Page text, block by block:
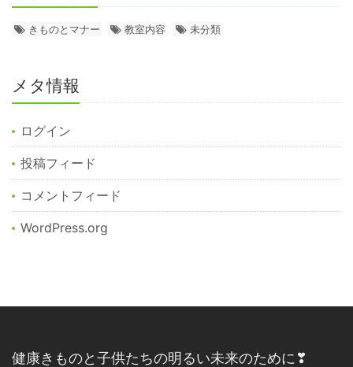
きものとマナー 教室内容 未分類
メタ情報
ログイン
投稿フィード
コメントフィード
WordPress.org
健康きものと子供たちの明るい未来のために❣